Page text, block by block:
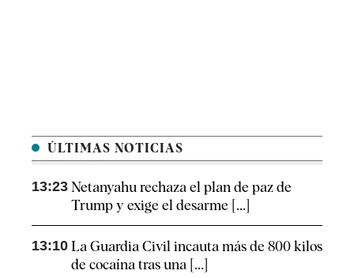
ÚLTIMAS NOTICIAS
13:23 Netanyahu rechaza el plan de paz de
Trump y exige el desarme [...]
13:10 La Guardia Civil incauta más de 800 kilos
de cocaína tras una [...]